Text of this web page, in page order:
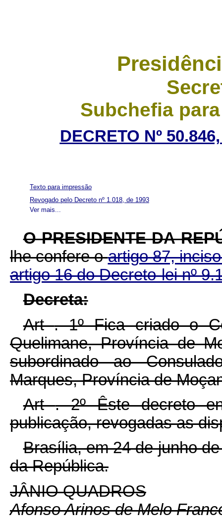
Subchefia
DECRETO Nº
Ver mais...
Texto para impressão
Revogado pelo Decreto nº 1.018, de 1993
O PRESIDENTE DA
lhe confere oartigo 87,
artigo 16 do Decreto-lei nº
Decreta:
Art. 1º Fica criado o
Quelimane, Província de
subordinado ao
Marques, Província de
Art. 2º Êste decreto
publicação, revogadas as
Brasília, em 24 de junho
da República.
JÂNIO QUADROS
Afonso Arinos de Melo